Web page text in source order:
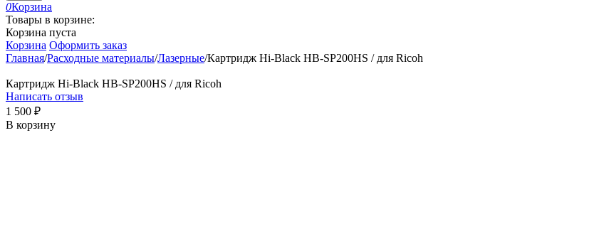
0Корзина
Товары в корзине:
Корзина пуста
Корзина Оформить заказ
Главная/Расходные материалы/Лазерные/Картридж Hi-Black HB-SP200HS / для Ricoh
Картридж Hi-Black HB-SP200HS / для Ricoh
Написать отзыв
1 500 ₽
В корзину